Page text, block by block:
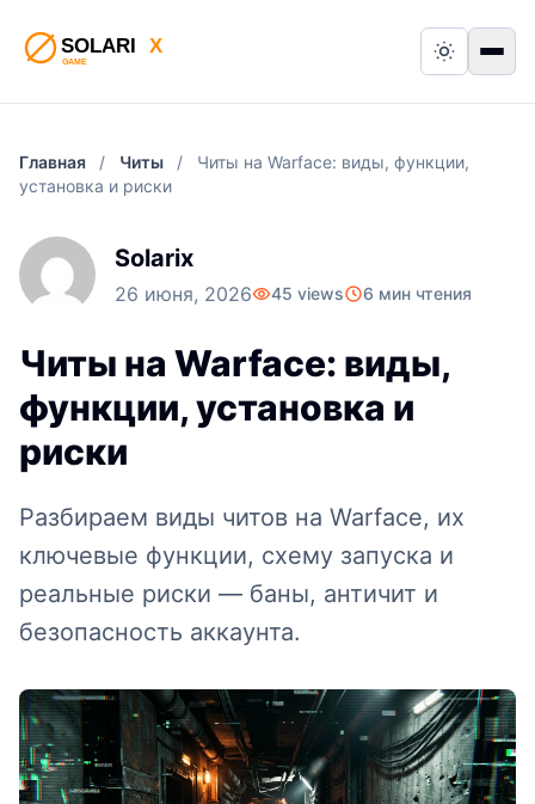
Switch to
Главная / Читы /
Читы на Warface: виды, функции,
установка и риски
Solarix
26 июня, 2026 45 views 6 мин чтения
Читы на Warface: виды,
функции, установка и
риски
Разбираем виды читов на Warface, их
ключевые функции, схему запуска и
реальные риски — баны, античит и
безопасность аккаунта.